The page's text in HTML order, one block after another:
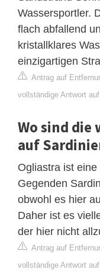
Wassersportler.
flach abfallend
kristallklares
einzigartigen
Antrag auf
vollständige Antwort
Wo sind die
auf
Ogliastra ist
Gegenden
obwohl es hier
Daher ist es
der hier nicht
Antrag auf
vollständige Antwort